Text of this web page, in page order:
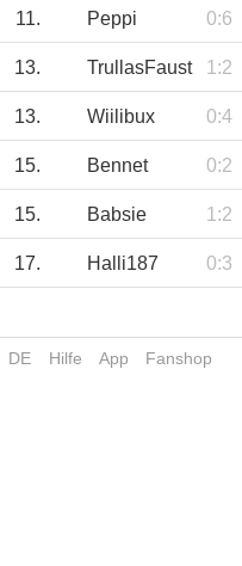
11. Peppi 0:6
13. TrullasFaust 1:2
13. Wiilibux 0:4
15. Bennet 0:2
15. Babsie 1:2
17. Halli187 0:3
DE Hilfe App Fanshop